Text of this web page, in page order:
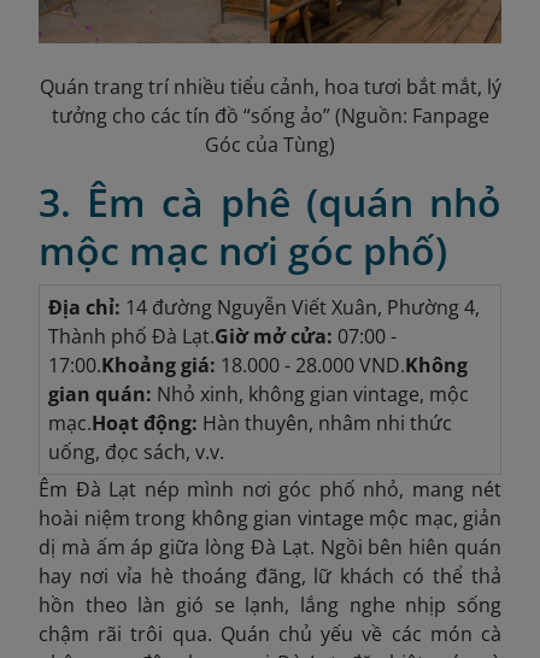
Quán trang trí nhiều tiểu cảnh, hoa tươi bắt mắt, lý
tưởng cho các tín đồ “sống ảo” (Nguồn: Fanpage
Góc của Tùng)
3. Êm cà phê (quán nhỏ
mộc mạc nơi góc phố)
Địa chỉ: 14 đường Nguyễn Viết Xuân, Phường 4,
Thành phố Đà Lạt.Giờ mở cửa: 07:00 -
17:00.Khoảng giá: 18.000 - 28.000 VND.Không
gian quán: Nhỏ xinh, không gian vintage, mộc
mạc.Hoạt động: Hàn thuyên, nhâm nhi thức
uống, đọc sách, v.v.
Êm Đà Lạt nép mình nơi góc phố nhỏ, mang nét
hoài niệm trong không gian vintage mộc mạc, giản
dị mà ấm áp giữa lòng Đà Lạt. Ngồi bên hiên quán
hay nơi vỉa hè thoáng đãng, lữ khách có thể thả
hồn theo làn gió se lạnh, lắng nghe nhịp sống
chậm rãi trôi qua. Quán chủ yếu về các món cà